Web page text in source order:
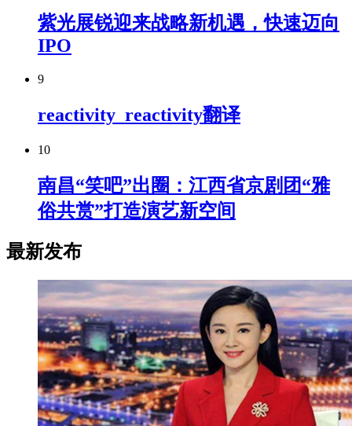
紫光展锐迎来战略新机遇，快速迈向
IPO
9
reactivity_reactivity翻译
10
南昌“笑吧”出圈：江西省京剧团“雅
俗共赏”打造演艺新空间
最新发布